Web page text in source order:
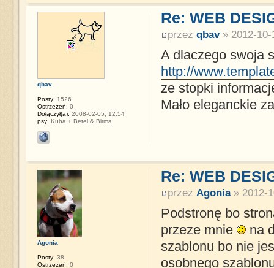
Re: WEB
przez qbav» 2012-10-
A dlaczego swoja
http://
ze stopki
Mało eleganckie
qbav
Posty: 1526
Ostrzeżeń: 0
Dołączył(a): 2008-02-05, 12:54
psy: Kuba + Betel & Birma
Re: WEB
przez Agonia» 2012-
Podstronę bo
przeze mnie
na
szablonu bo nie
osobnego
Agonia
Posty: 38
Ostrzeżeń: 0